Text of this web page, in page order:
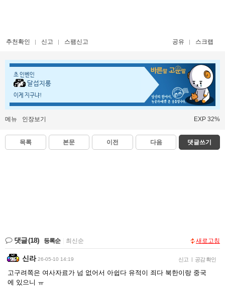
추천확인 신고 스팸신고 공유 스크랩
초 인벤인
달섭지롱
이게 지구냐!
메뉴 인장보기 EXP 32%
목록 본문 이전 다음 댓글쓰기
댓글(18) 등록순 최신순 새로고침
신라 26-05-10 14:19 신고 | 공감 확인
고구려쪽은 여사자료가 넘 없어서 아쉽다 유적이 죄다 북한이랑 중국
에 있으니 ㅠ